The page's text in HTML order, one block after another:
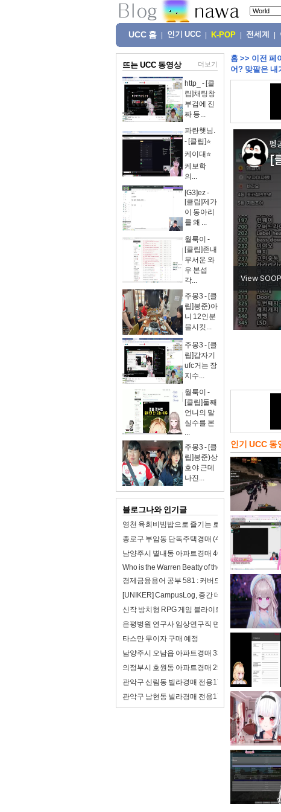
UCC 홈 인기 UCC K-POP 전세계
뜨는 UCC 동영상 더보기
http_ - [클
립]채팅창
부검에 진
짜 등...
파란햇님.
- [클립]⭐
케이대⭐
케보학
의...
[G3]ez -
[클립]제가
이 동아리
를 왜 ...
월룩이 -
[클립]존내
무서운 와
우 본섭
각...
주몽3 - [클
립]봉준)아
니 12인분
을시킷...
주몽3 - [클
립]갑자기
ufc거는 장
지수...
월룩이 -
[클립]둘째
언니의 말
실수를 본
...
주몽3 - [클
립]봉준)상
호야 근데
나진...
블로그나와 인기글
영천 육회비빔밥으로 즐기는 로컬 미식 여행!
종로구 부암동 단독주택경매 (47억4천) 경기상고
남양주시 별내동 아파트경매 46평형(4억8천) 샛
Who is the Warren Beatty of the 21st century?
경제금융용어 공부 581 : 커버드본드(이중상환청
[UNIKER] CampusLog, 중간 데모를 앞두고 제품
신작 방치형 RPG 게임 블라이트 워 : 사후 처리국 런
은평병원 연구사 임상연구직 면접 합격자료 자기소
타스만 무이자 구매 예정
남양주시 오남읍 아파트경매 33평형(2억8천) 오
의정부시 호원동 아파트경매 25평형(2억) 회룡역
관악구 신림동 빌라경매 전용17평(2억7천) 난우
관악구 남현동 빌라경매 전용17평(2억5천) 사당
홈 >> 이전 페
어? 맞팔은 내
인기 UCC 동